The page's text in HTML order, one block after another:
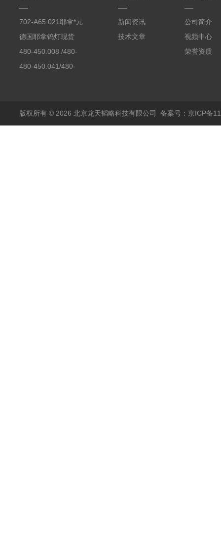
702-A65.021耶拿*元
素分析仪反应罐
德国耶拿钨灯现货
480-450.008 /480-
450.008C耶拿镉Cd空
480-450.041/480-
包邮
新闻资讯
技术文章
公司简介
视频中心
荣誉资质
版权所有 © 2026 北京龙天韬略科技有限公司 备案号：京ICP备